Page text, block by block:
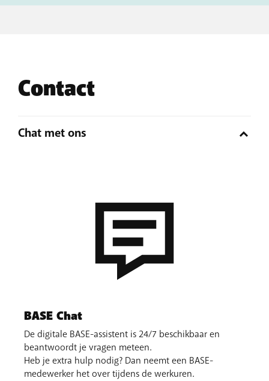
Contact
Chat met ons
BASE Chat
De digitale BASE-assistent is 24/7 beschikbaar en
beantwoordt je vragen meteen.
Heb je extra hulp nodig? Dan neemt een BASE-
medewerker het over tijdens de werkuren.